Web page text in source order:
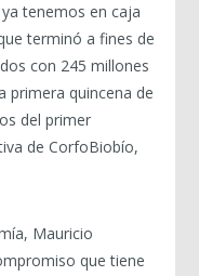
tenemos en caja
terminó a fines de
con 245 millones
primera quincena de
del primer
de CorfoBiobío,
Mauricio
que tiene